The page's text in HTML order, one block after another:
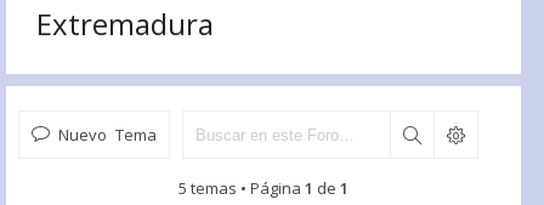
Extremadura
Nuevo Tema
5 temas • Página 1 de 1